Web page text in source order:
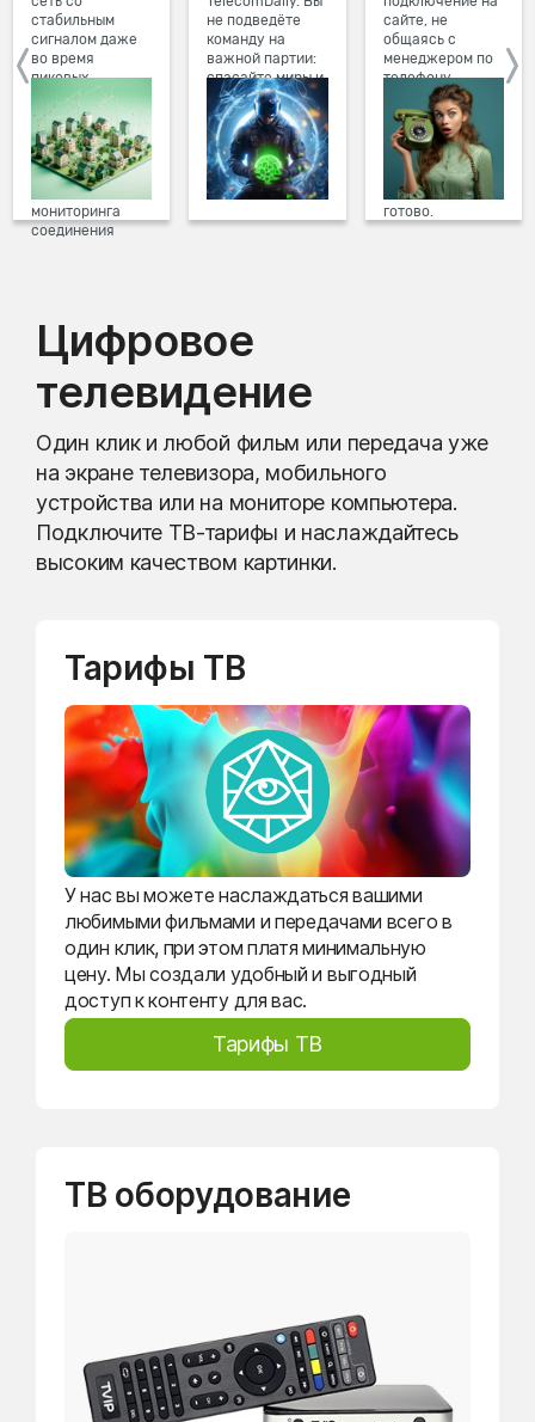
стабильным
сигналом даже
во время
пиковых
нагрузок в
вечернее время.
Мы постоянно
обновляем наше
оборудование в
домах, а система
мониторинга
соединения
не подведёте
команду на
важной партии:
спасайте миры и
побеждайте с
друзьями в
онлайн-играх.
сайте, не
общаясь с
менеджером по
телефону.
Просто в три
клика заполните
форму заявки на
сайте, выберите
дату и время
подключения,
готово.
Цифровое
телевидение
Один клик и любой фильм или передача уже
на экране телевизора, мобильного
устройства или на мониторе компьютера.
Подключите ТВ-тарифы и наслаждайтесь
высоким качеством картинки.
Тарифы ТВ
У нас вы можете наслаждаться вашими
любимыми фильмами и передачами всего в
один клик, при этом платя минимальную
цену. Мы создали удобный и выгодный
доступ к контенту для вас.
Тарифы ТВ
ТВ оборудование